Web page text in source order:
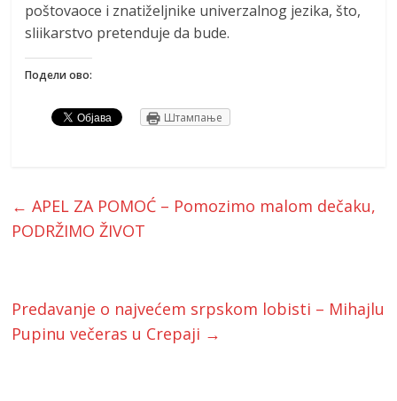
poštovaoce i znatiželjnike univerzalnog jezika, što,
sliikarstvo pretenduje da bude.
Подели ово:
Штампање
← APEL ZA POMOĆ – Pomozimo malom dečaku,
PODRŽIMO ŽIVOT
Predavanje o najvećem srpskom lobisti – Mihajlu
Pupinu večeras u Crepaji →